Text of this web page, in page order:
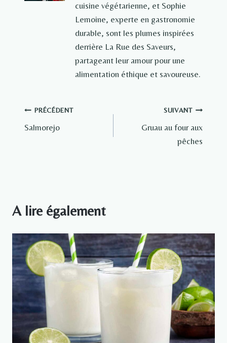
cuisine végétarienne, et Sophie
Lemoine, experte en gastronomie
durable, sont les plumes inspirées
derrière La Rue des Saveurs,
partageant leur amour pour une
alimentation éthique et savoureuse.
Navigation
de
PRÉCÉDENT
Salmorejo
SUIVANT
Gruau au four aux
pêches
A lire également